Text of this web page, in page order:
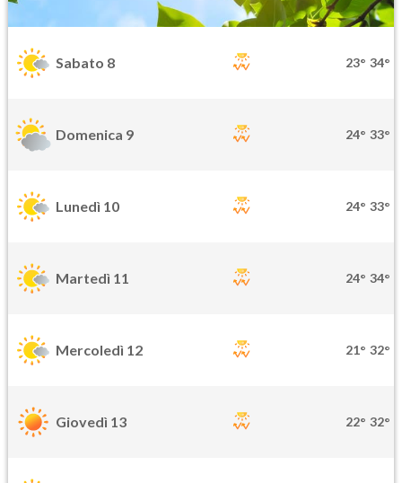
Sabato 8 23° 34°
Domenica 9 24° 33°
Lunedì 10 24° 33°
Martedì 11 24° 34°
Mercoledì 12 21° 32°
Giovedì 13 22° 32°